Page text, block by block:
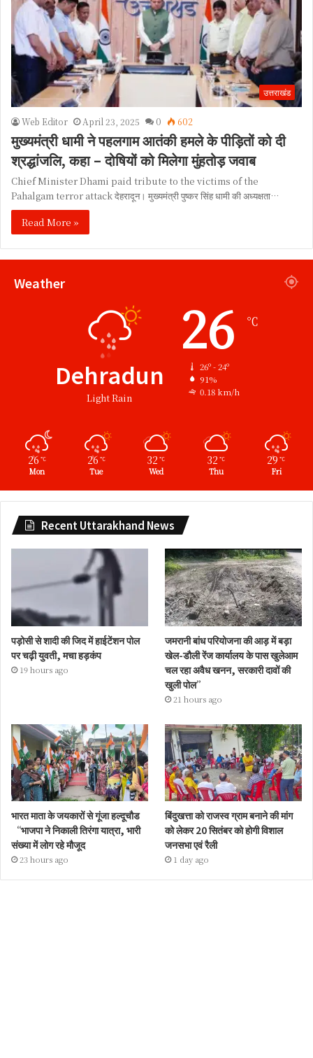
उत्तराखंड
Web Editor April 23, 2025 0 602
मुख्यमंत्री धामी ने पहलगाम आतंकी हमले के पीड़ितों को दी
श्रद्धांजलि, कहा – दोषियों को मिलेगा मुंहतोड़ जवाब
Chief Minister Dhami paid tribute to the victims of the
Pahalgam terror attack देहरादून। मुख्यमंत्री पुष्कर सिंह धामी की अध्यक्षता…
Read More »
Weather
Dehradun
Light Rain
26 ℃
26º - 24º
91%
0.18 km/h
26 ℃
Mon
26 ℃
Tue
32 ℃
Wed
32 ℃
Thu
29 ℃
Fri
Recent Uttarakhand News
पड़ोसी से शादी की जिद में हाईटेंशन पोल
पर चढ़ी युवती, मचा हड़कंप
19 hours ago
जमरानी बांध परियोजना की आड़ में बड़ा
खेल-डौली रेंज कार्यालय के पास खुलेआम
चल रहा अवैध खनन, सरकारी दावों की
खुली पोल”
21 hours ago
भारत माता के जयकारों से गूंजा हल्दूचौड
“भाजपा ने निकाली तिरंगा यात्रा, भारी
संख्या में लोग रहे मौजूद
23 hours ago
बिंदुखत्ता को राजस्व ग्राम बनाने की मांग
को लेकर 20 सितंबर को होगी विशाल
जनसभा एवं रैली
1 day ago